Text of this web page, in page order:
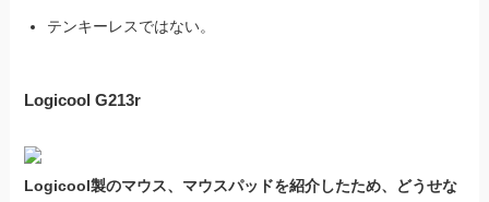
テンキーレスではない。
Logicool G213r
Logicool製のマウス、マウスパッドを紹介したため、どうせな